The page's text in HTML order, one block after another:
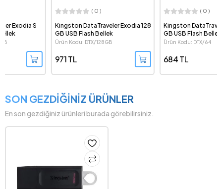
Kingston DataTraveler Exodia 128
GB USB Flash Bellek
Ürün Kodu: DTX/128GB
971 TL
Kingston DataTraveler Exodia 64
GB USB Flash Bellek
Ürün Kodu: DTX/64
684 TL
SON GEZDİĞİNİZ ÜRÜNLER
En son gezdiğiniz ürünleri burada görebilirsiniz.